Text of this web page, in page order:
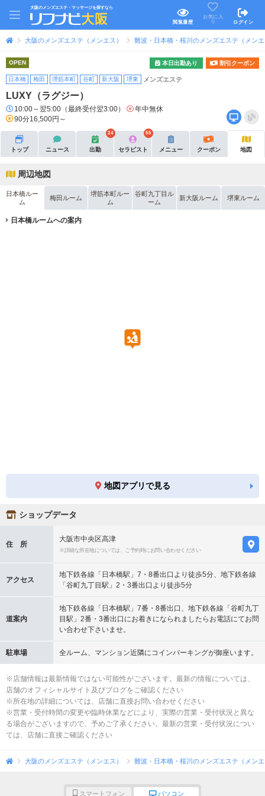
大阪のメンズエステ・マッサージを探すなら
閲覧履歴
お気に入
り
ログイン
大阪のメンズエステ（メンエス） 難波・日本橋・桜川のメンズエステ（メン
OPEN 本日出勤あり 割引クーポン
日本橋 梅田 堺筋本町 谷町 新大阪 堺東 メンズエステ
LUXY（ラグジー）
10:00～翌5:00（最終受付翌3:00）
年中無休
90分16,500円～
トップ ニュース 出勤
24
セラピスト
55
メニュー クーポン 地図
周辺地図
日本橋ルー
ム
梅田ルーム
堺筋本町ルー
ム
谷町九丁目ル
ーム
新大阪ルーム 堺東ルーム
日本橋ルームへの案内
地図アプリで見る
ショップデータ
住 所
大阪市中央区高津
※詳細な所在地については、ご予約時にお問い合わせください
アクセス
地下鉄各線「日本橋駅」7・8番出口より徒歩5分、地下鉄各線
「谷町九丁目駅」2・3番出口より徒歩5分
道案内
地下鉄各線「日本橋駅」7番・8番出口、地下鉄各線「谷町九丁
目駅」2番・3番出口にお着きになられましたらお電話にてお問
い合わせ下さいませ。
駐車場 全ルーム、マンション近隣にコインパーキングが御座います。
※店舗情報は最新情報ではない可能性がございます。最新の情報については、
店舗のオフィシャルサイト及びブログをご確認ください
※所在地の詳細については、店舗に直接お問い合わせください
※営業・受付時間の変更や臨時休業などにより、実際の営業・受付状況と異な
る場合がございますので、予めご了承ください。最新の営業・受付状況につい
ては、店舗に直接ご確認ください
大阪のメンズエステ（メンエス） 難波・日本橋・桜川のメンズエステ（メン
スマートフォン パソコン